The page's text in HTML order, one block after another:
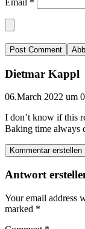
Dietmar Kappl
06.March 2022 um
I don’t know if this
Baking time always
Kommentar erstellen
Antwort
Your email address
marked *